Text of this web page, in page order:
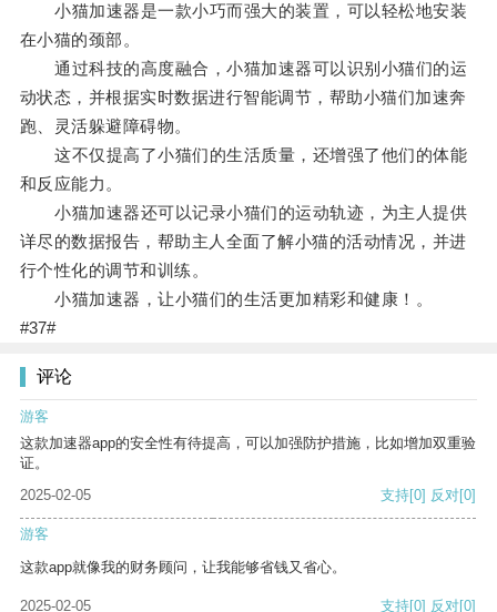
小猫加速器是一款小巧而强大的装置，可以轻松地安装
在小猫的颈部。
通过科技的高度融合，小猫加速器可以识别小猫们的运
动状态，并根据实时数据进行智能调节，帮助小猫们加速奔
跑、灵活躲避障碍物。
这不仅提高了小猫们的生活质量，还增强了他们的体能
和反应能力。
小猫加速器还可以记录小猫们的运动轨迹，为主人提供
详尽的数据报告，帮助主人全面了解小猫的活动情况，并进
行个性化的调节和训练。
小猫加速器，让小猫们的生活更加精彩和健康！。
#37#
评论
游客
这款加速器app的安全性有待提高，可以加强防护措施，比如增加双重验
证。
2025-02-05
支持[0] 反对[0]
游客
这款app就像我的财务顾问，让我能够省钱又省心。
2025-02-05 支持[0] 反对[0]